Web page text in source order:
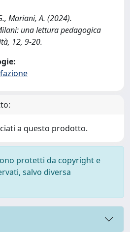
Mariani, A. (2024).
una lettura pedagogica
12, 9-20.
a questo prodotto.
protetti da copyright e
salvo diversa